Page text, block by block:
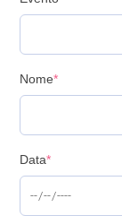
Nome*
Data*